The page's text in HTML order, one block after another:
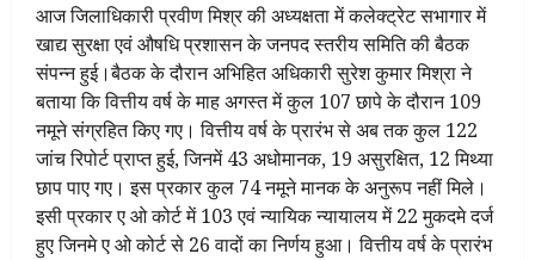
आज जिलाधिकारी प्रवीण मिश्र की अध्यक्षता में कलेक्ट्रेट सभागार में
खाद्य सुरक्षा एवं औषधि प्रशासन के जनपद स्तरीय समिति की बैठक
संपन्न हुई।बैठक के दौरान अभिहित अधिकारी सुरेश कुमार मिश्रा ने
बताया कि वित्तीय वर्ष के माह अगस्त में कुल 107 छापे के दौरान 109
नमूने संग्रहित किए गए। वित्तीय वर्ष के प्रारंभ से अब तक कुल 122
जांच रिपोर्ट प्राप्त हुई, जिनमें 43 अधोमानक, 19 असुरक्षित, 12 मिथ्या
छाप पाए गए। इस प्रकार कुल 74 नमूने मानक के अनुरूप नहीं मिले।
इसी प्रकार ए ओ कोर्ट में 103 एवं न्यायिक न्यायालय में 22 मुकदमे दर्ज
हुए जिनमे ए ओ कोर्ट से 26 वादों का निर्णय हुआ। वित्तीय वर्ष के प्रारंभ